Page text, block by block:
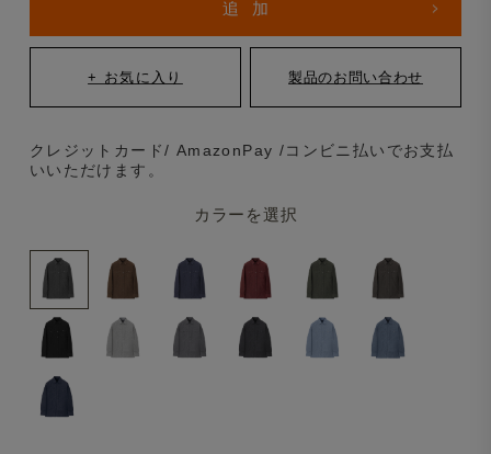
カラーを選択
クレジットカード/ AmazonPay /コンビニ払いでお支払
いいただけます。